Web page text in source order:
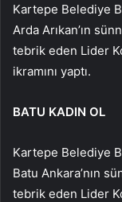
Kartepe Belediye
Arda Arıkan’ın
tebrik eden Lider
ikramını yaptı.
BATU KADIN OL
Kartepe Belediye
Batu Ankara’nın
tebrik eden Lider